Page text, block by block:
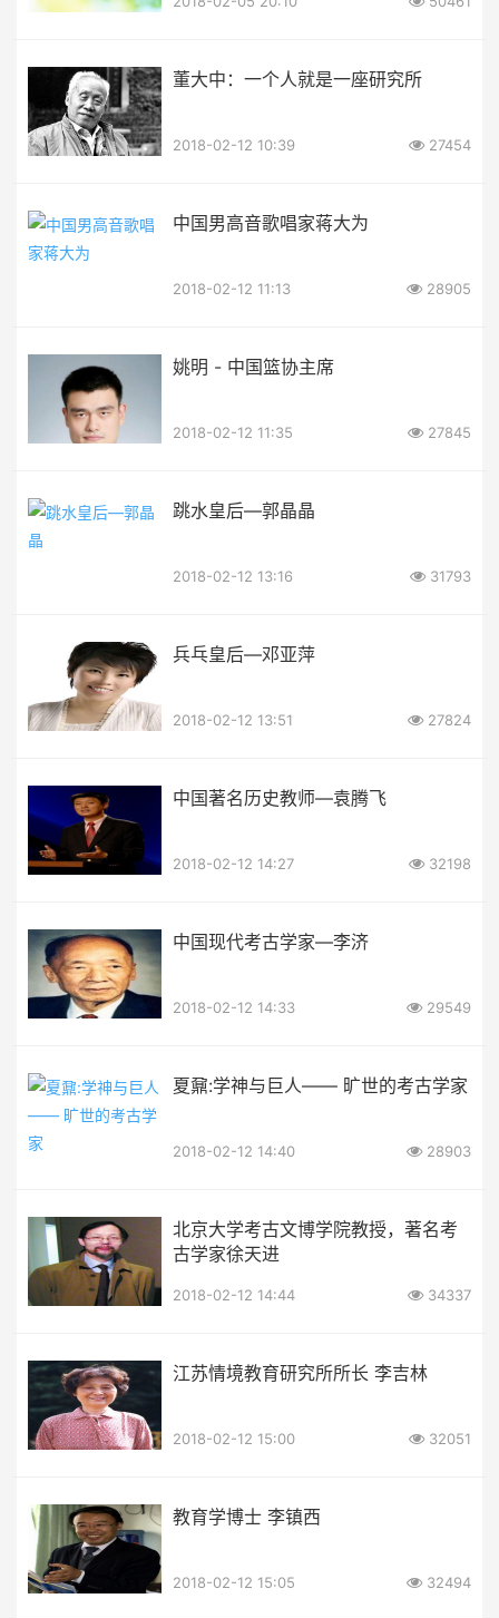
董大中：一个人就是一座研究所
2018-02-12 10:39 27454
中国男高音歌唱家蒋大为
2018-02-12 11:13 28905
姚明 - 中国篮协主席
2018-02-12 11:35 27845
跳水皇后—郭晶晶
2018-02-12 13:16 31793
兵乓皇后—邓亚萍
2018-02-12 13:51 27824
中国著名历史教师—袁腾飞
2018-02-12 14:27 32198
中国现代考古学家—李济
2018-02-12 14:33 29549
夏鼐:学神与巨人—— 旷世的考古学家
2018-02-12 14:40 28903
北京大学考古文博学院教授，著名考
古学家徐天进
2018-02-12 14:44 34337
江苏情境教育研究所所长 李吉林
2018-02-12 15:00 32051
教育学博士 李镇西
2018-02-12 15:05 32494